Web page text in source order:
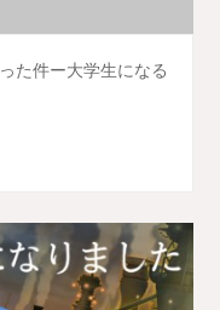
た件ー大学生になる